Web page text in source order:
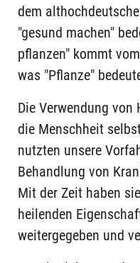
dem
"gesund machen"
pflanzen" kommt
was "Pflanze"
Die Verwendung
die Menschheit
nutzten unsere
Behandlung von
Mit der Zeit haben
heilenden
weitergegeben und